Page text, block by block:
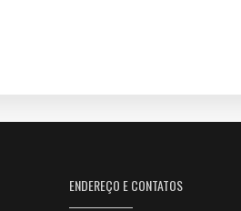
ENDEREÇO E CONTATOS